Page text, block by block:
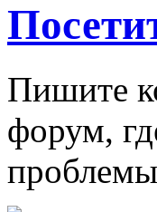
Пишите
форум,